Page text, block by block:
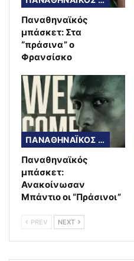
Παναθηναϊκός
μπάσκετ: Στα
“πράσινα” ο
Φρανσίσκο
ΠΑΝΑΘΗΝΑΪΚΟΣ ΜΠΑΣΚΕΤ
Παναθηναϊκός
μπάσκετ:
Ανακοίνωσαν
Μπάντιο οι “Πράσινοι”
PREV NEXT